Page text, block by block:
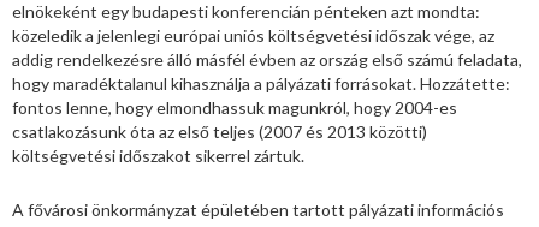
elnökeként egy budapesti konferencián pénteken azt mondta:
közeledik a jelenlegi európai uniós költségvetési időszak vége, az
addig rendelkezésre álló másfél évben az ország első számú feladata,
hogy maradéktalanul kihasználja a pályázati forrásokat. Hozzátette:
fontos lenne, hogy elmondhassuk magunkról, hogy 2004-es
csatlakozásunk óta az első teljes (2007 és 2013 közötti)
költségvetési időszakot sikerrel zártuk.
A fővárosi önkormányzat épületében tartott pályázati információs